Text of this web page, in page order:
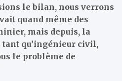
le bilan, nous verrons
quand même des
mais depuis, la
qu’ingénieur civil,
le problème de